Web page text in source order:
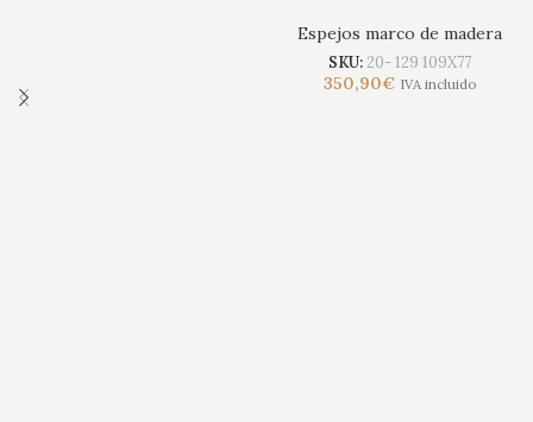
Espejos marco de madera
SKU: 20- 129 109X77
350,90€ IVA incluido